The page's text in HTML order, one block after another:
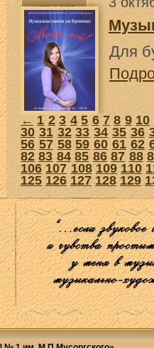
Для
← 1 2 3 4 5 6 7 8 9 10
30 31 32 33 34 35 36
56 57 58 59 60 61 62
82 83 84 85 86 87 88
106 107 108 109 110
125 126 127 128 129